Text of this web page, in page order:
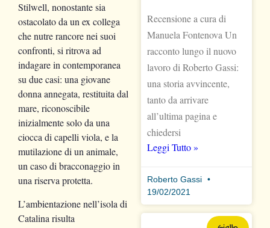
Stilwell, nonostante sia
ostacolato da un ex collega
che nutre rancore nei suoi
confronti, si ritrova ad
indagare in contemporanea
su due casi: una giovane
donna annegata, restituita dal
mare, riconoscibile
inizialmente solo da una
ciocca di capelli viola, e la
mutilazione di un animale,
un caso di bracconaggio in
una riserva protetta.
L’ambientazione nell’isola di
Catalina risulta
Recensione a cura di
Manuela Fontenova Un
racconto lungo il nuovo
lavoro di Roberto Gassi:
una storia avvincente,
tanto da arrivare
all’ultima pagina e
chiedersi
Leggi Tutto »
Roberto Gassi
19/02/2021